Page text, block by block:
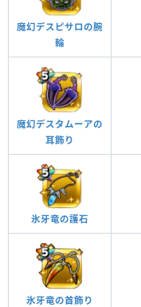
魔幻デスピサロの腕
輪
魔幻デスタムーアの
耳飾り
氷牙竜の護石
氷牙竜の首飾り